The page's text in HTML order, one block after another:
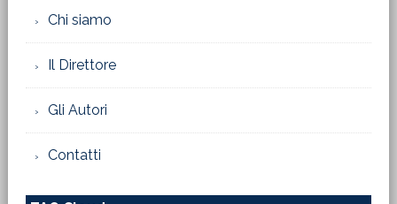
Chi siamo
Il Direttore
Gli Autori
Contatti